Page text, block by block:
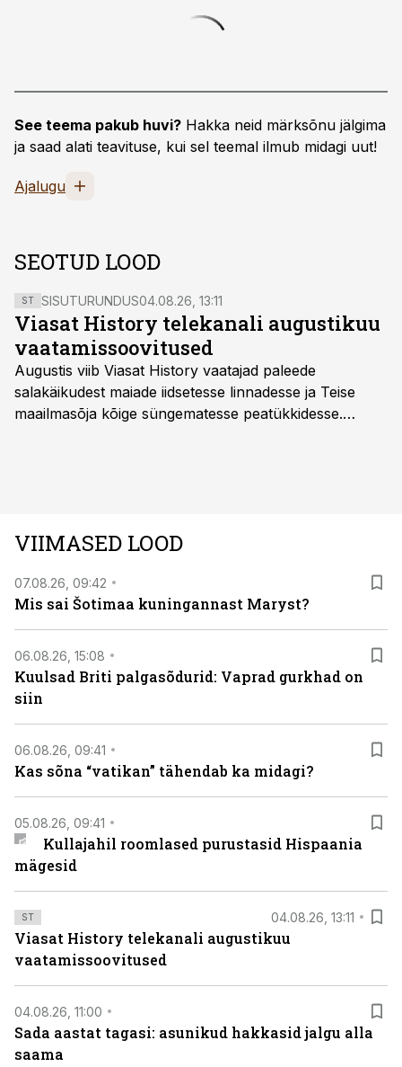
See teema pakub huvi? Hakka neid märksõnu jälgima
ja saad alati teavituse, kui sel teemal ilmub midagi uut!
Ajalugu
SEOTUD LOOD
ST SISUTURUNDUS04.08.26, 13:11
Viasat History telekanali augustikuu
vaatamissoovitused
Augustis viib Viasat History vaatajad paleede
salakäikudest maiade iidsetesse linnadesse ja Teise
maailmasõja kõige süngematesse peatükkidesse.
viasathistory.eu/ee
VIIMASED LOOD
07.08.26, 09:42
Mis sai Šotimaa kuningannast Maryst?
06.08.26, 15:08
Kuulsad Briti palgasõdurid: Vaprad gurkhad on
siin
06.08.26, 09:41
Kas sõna “vatikan” tähendab ka midagi?
05.08.26, 09:41
Kullajahil roomlased purustasid Hispaania
mägesid
ST 04.08.26, 13:11
Viasat History telekanali augustikuu
vaatamissoovitused
04.08.26, 11:00
Sada aastat tagasi: asunikud hakkasid jalgu alla
saama